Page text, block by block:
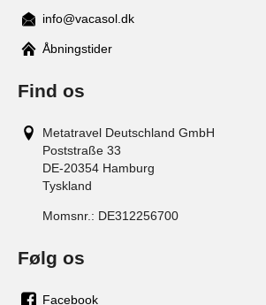
info@vacasol.dk
Åbningstider
Find os
Metatravel Deutschland GmbH
Poststraße 33
DE-20354 Hamburg
Tyskland
Momsnr.: DE312256700
Følg os
Facebook